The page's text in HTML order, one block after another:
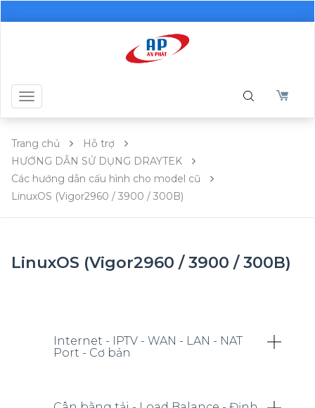
Toggle
navigation
Trang chủ
Hỗ trợ
HƯỚNG DẪN SỬ DỤNG DRAYTEK
Các hướng dẫn cấu hình cho model cũ
LinuxOS (Vigor2960 / 3900 / 300B)
LinuxOS (Vigor2960 / 3900 / 300B)
Internet - IPTV - WAN - LAN - NAT
Port - Cơ bản